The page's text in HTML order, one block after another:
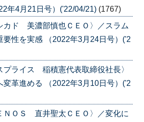
年4月21日号）('22/04/21) (1767)
カド 美濃部慎也ＣＥＯ〉／スラム
要性を実感 （2022年3月24日号）('2
プライス 稲積憲代表取締役社長〉
変革進める （2022年3月10日号）('2
ＮＯＳ 直井聖太ＣＥＯ〉／変化に